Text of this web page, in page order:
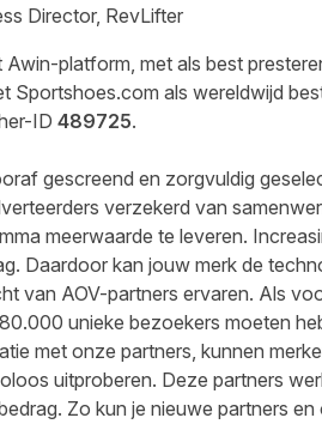
Director, RevLifter
platform, met als best
Sportshoes.com als wereldwijd
ID 489725.
gescreend en zorgvuldig
verzekerd van
meerwaarde te leveren.
Daardoor kan jouw merk de
van AOV-partners ervaren. Als
unieke bezoekers moeten
met onze partners, kunnen
uitproberen. Deze partners
Zo kun je nieuwe partners